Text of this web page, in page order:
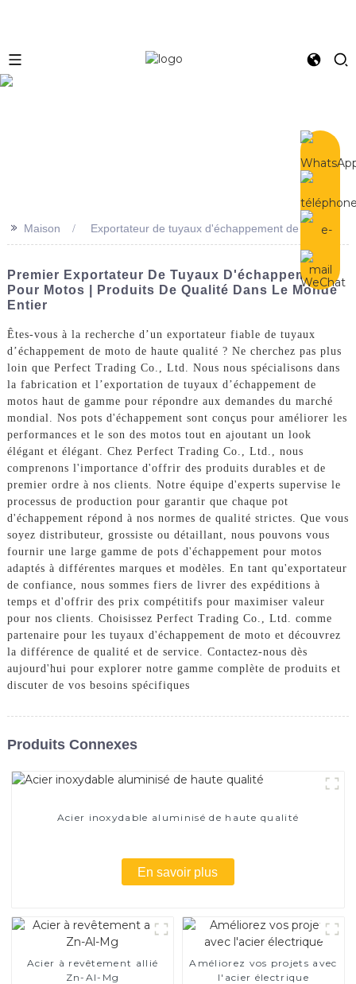
>> Maison Exportateur de tuyaux d'échappement de moto
Premier Exportateur De Tuyaux D'échappement
Pour Motos | Produits De Qualité Dans Le Monde
Entier
Êtes-vous à la recherche d’un exportateur fiable de tuyaux
d’échappement de moto de haute qualité ? Ne cherchez pas plus
loin que Perfect Trading Co., Ltd. Nous nous spécialisons dans
la fabrication et l’exportation de tuyaux d’échappement de
motos haut de gamme pour répondre aux demandes du marché
mondial. Nos pots d'échappement sont conçus pour améliorer les
performances et le son des motos tout en ajoutant un look
élégant et élégant. Chez Perfect Trading Co., Ltd., nous
comprenons l'importance d'offrir des produits durables et de
premier ordre à nos clients. Notre équipe d'experts supervise le
processus de production pour garantir que chaque pot
d'échappement répond à nos normes de qualité strictes. Que vous
soyez distributeur, grossiste ou détaillant, nous pouvons vous
fournir une large gamme de pots d'échappement pour motos
adaptés à différentes marques et modèles. En tant qu'exportateur
de confiance, nous sommes fiers de livrer des expéditions à
temps et d'offrir des prix compétitifs pour maximiser valeur
pour nos clients. Choisissez Perfect Trading Co., Ltd. comme
partenaire pour les tuyaux d'échappement de moto et découvrez
la différence de qualité et de service. Contactez-nous dès
aujourd'hui pour explorer notre gamme complète de produits et
discuter de vos besoins spécifiques
Produits Connexes
Acier inoxydable aluminisé de haute qualité
En savoir plus
Acier à revêtement allié
Zn-Al-Mg
Améliorez vos projets avec
l'acier électrique